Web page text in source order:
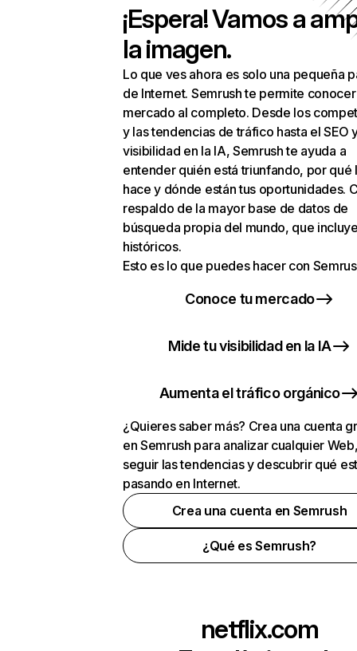
¡Espera! Vamos a
la imagen.
Lo que ves ahora es solo una pequeña
de Internet. Semrush te permite
mercado al completo. Desde los
y las tendencias de tráfico hasta el SEO
visibilidad en la IA, Semrush te ayuda a
entender quién está triunfando, por qué
hace y dónde están tus oportunidades.
respaldo de la mayor base de datos de
búsqueda propia del mundo, que
históricos.
Esto es lo que puedes hacer con
Conoce tu mercado
Mide tu visibilidad en la IA
Aumenta el tráfico orgánico
¿Quieres saber más? Crea una cuenta
en Semrush para analizar cualquier
seguir las tendencias y descubrir qué
pasando en Internet.
Crea una cuenta en Semrush
¿Qué es Semrush?
netflix.com